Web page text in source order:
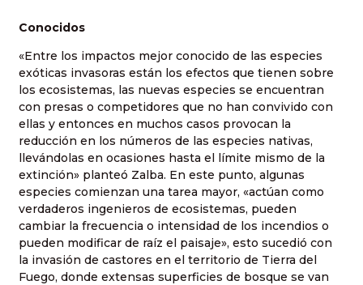
Conocidos
«Entre los impactos mejor conocido de las especies
exóticas invasoras están los efectos que tienen sobre
los ecosistemas, las nuevas especies se encuentran
con presas o competidores que no han convivido con
ellas y entonces en muchos casos provocan la
reducción en los números de las especies nativas,
llevándolas en ocasiones hasta el límite mismo de la
extinción» planteó Zalba. En este punto, algunas
especies comienzan una tarea mayor, «actúan como
verdaderos ingenieros de ecosistemas, pueden
cambiar la frecuencia o intensidad de los incendios o
pueden modificar de raíz el paisaje», esto sucedió con
la invasión de castores en el territorio de Tierra del
Fuego, donde extensas superficies de bosque se van